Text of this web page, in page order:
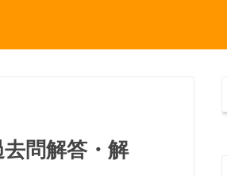
去問解答・解